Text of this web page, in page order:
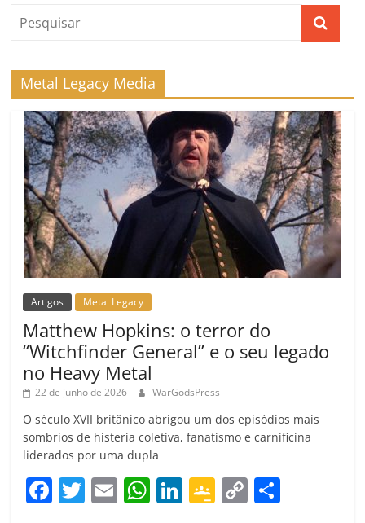
Metal Legacy Media
Artigos Metal Legacy
Matthew Hopkins: o terror do
“Witchfinder General” e o seu legado
no Heavy Metal
22 de junho de 2026 WarGodsPress
O século XVII britânico abrigou um dos episódios mais
sombrios de histeria coletiva, fanatismo e carnificina
liderados por uma dupla
F T E W Li G C